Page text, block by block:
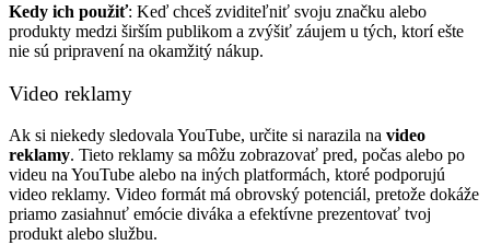
Kedy ich použiť: Keď chceš zviditeľniť svoju značku alebo
produkty medzi širším publikom a zvýšiť záujem u tých, ktorí ešte
nie sú pripravení na okamžitý nákup.
Video reklamy
Ak si niekedy sledovala YouTube, určite si narazila na video
reklamy. Tieto reklamy sa môžu zobrazovať pred, počas alebo po
videu na YouTube alebo na iných platformách, ktoré podporujú
video reklamy. Video formát má obrovský potenciál, pretože dokáže
priamo zasiahnuť emócie diváka a efektívne prezentovať tvoj
produkt alebo službu.